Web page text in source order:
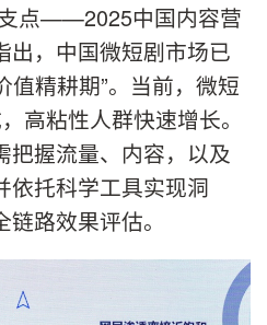
支点——2025中国内容营
出，中国微短剧市场已
值精耕期”。当前，微短
高粘性人群快速增长。
把握流量、内容，以及
依托科学工具实现洞
路效果评估。